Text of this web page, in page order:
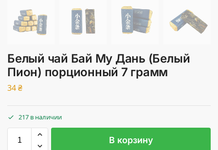
Белый чай Бай Му Дань (Белый
Пион) порционный 7 грамм
34₴
217 в наличии
В корзину